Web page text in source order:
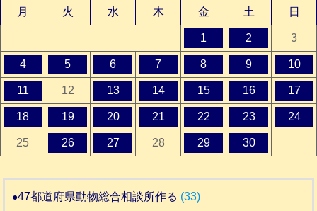
月
火 水 木 金 土 日
1 2 3
4 5 6 7 8 9 10
11 12 13 14 15 16 17
18 19 20 21 22 23 24
25 26 27 28 29 30
47都道府県動物総合相談所作る (33)